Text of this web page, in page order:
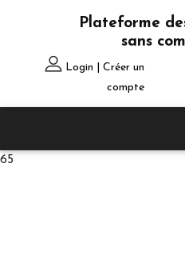
Plateforme
sans
Login | Créer un
compte
65